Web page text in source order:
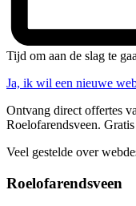
Tijd om aan de slag te
Ja, ik wil een nieuwe
Ontvang direct offertes
Roelofarendsveen.
Veel gestelde over
Roelofarendsveen